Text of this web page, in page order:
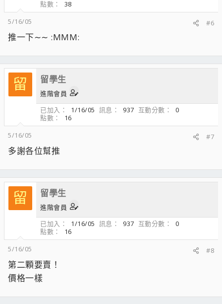
點數
38
5/16/05
#6
推一下∼∼ :MMM:
留 留學生
進階會員
已加入
1/16/05 訊息 937 互動分數
0
點數
16
5/16/05
#7
多謝各位幫推
留 留學生
進階會員
已加入
1/16/05 訊息 937 互動分數
0
點數
16
5/16/05
#8
第二顆要賣！
價格一樣